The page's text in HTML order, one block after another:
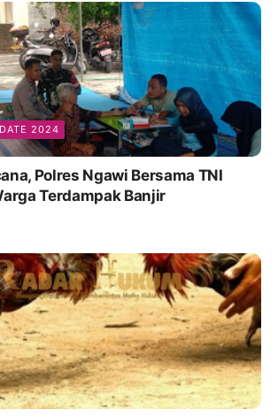
2024
Polres Ngawi Bersama TNI
Terdampak Banjir